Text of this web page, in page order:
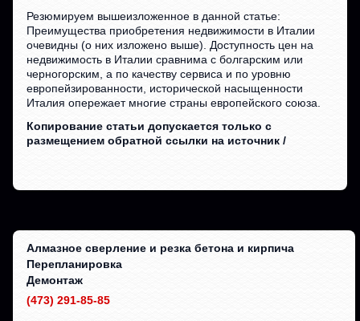
Резюмируем вышеизложенное в данной статье:
Преимущества приобретения недвижимости в Италии
очевидны (о них изложено выше). Доступность цен на
недвижимость в Италии сравнима с болгарским или
черногорским, а по качеству сервиса и по уровню
европейзированности, исторической насыщенности
Италия опережает многие страны европейского союза.
Копирование статьи допускается только с
размещением обратной ссылки на источник /
Алмазное сверление и резка бетона и кирпича
Перепланировка
Демонтаж
(473) 291-85-85